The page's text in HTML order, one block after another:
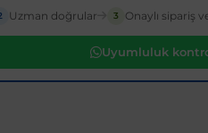
Uzman doğrular 3 Onaylı sipariş
Uyumluluk